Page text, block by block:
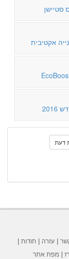
סטיישן
אקטיבית
דעת
| עזרה | תודות |
| מפת אתר